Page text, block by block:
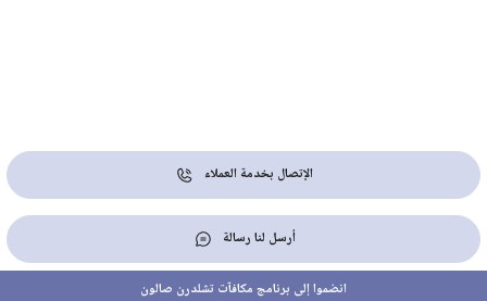
الإتصال بخدمة العملاء
أرسل لنا رسالة
انضموا إلى برنامج مكافآت تشلدرن صالون